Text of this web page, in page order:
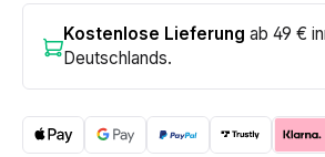
Kostenlose Lieferung ab 49 €
Deutschlands.